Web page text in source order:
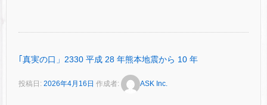
｢真実の口」2330 平成 28 年熊本地震から 10 年
投稿日: 2026年4月16日 作成者: ASK Inc.